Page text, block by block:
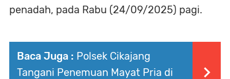
penadah, pada Rabu (24/09/2025) pagi.
Baca Juga : Polsek Cikajang
Tangani Penemuan Mayat Pria di